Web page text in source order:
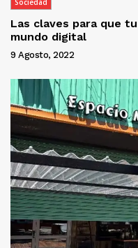
Sociedad
Las claves para que
mundo digital
9 Agosto, 2022